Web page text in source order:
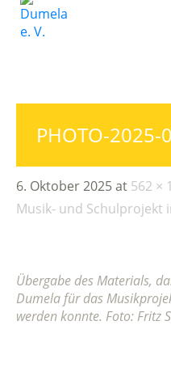
PHOTO-
6. Oktober 2025at 562 ×
Musik- und Schulprojekt
Übergabe des Materials,
Dumela für das
werden konnte. Foto: Fritz